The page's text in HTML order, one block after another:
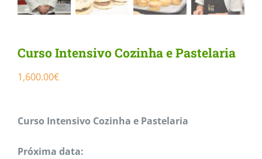
Curso Intensivo Cozinha e Pastelaria
1,600.00€
Curso Intensivo Cozinha e Pastelaria
Próxima data: